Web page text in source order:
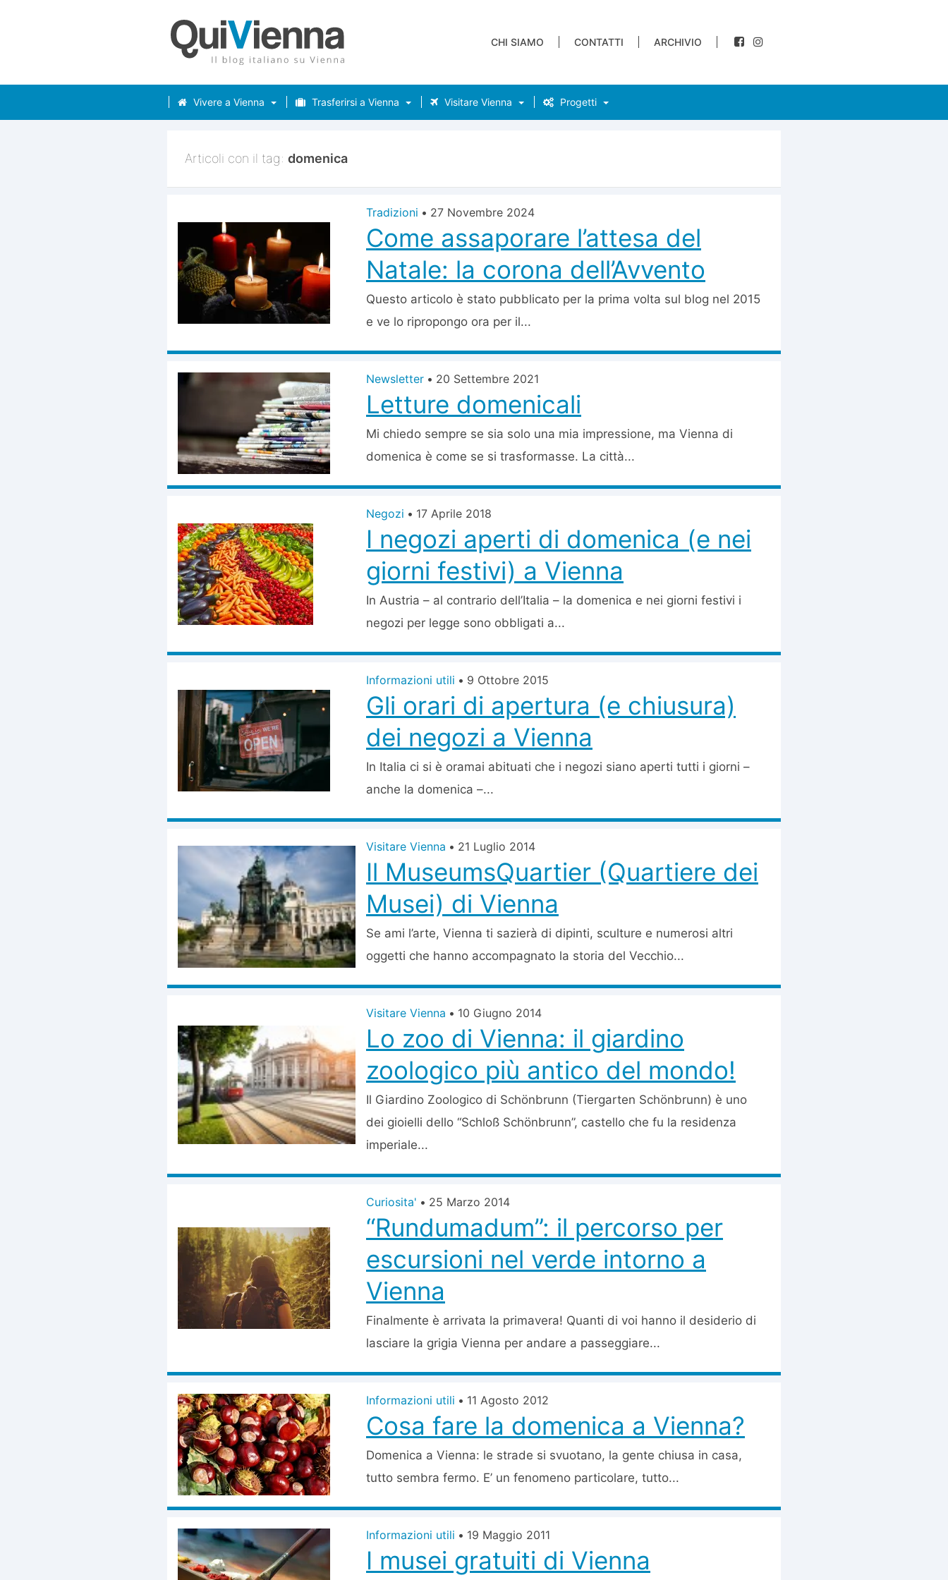
CHI SIAMO CONTATTI ARCHIVIO
Vivere a Vienna Trasferirsi a Vienna Visitare Vienna Progetti
Articoli con il tag: domenica
Tradizioni • 27 Novembre 2024
Come assaporare l’attesa del
Natale: la corona dell’Avvento
Questo articolo è stato pubblicato per la prima volta sul blog nel 2015
e ve lo ripropongo ora per il...
Newsletter • 20 Settembre 2021
Letture domenicali
Mi chiedo sempre se sia solo una mia impressione, ma Vienna di
domenica è come se si trasformasse. La città...
Negozi • 17 Aprile 2018
I negozi aperti di domenica (e nei
giorni festivi) a Vienna
In Austria – al contrario dell’Italia – la domenica e nei giorni festivi i
negozi per legge sono obbligati a...
Informazioni utili • 9 Ottobre 2015
Gli orari di apertura (e chiusura)
dei negozi a Vienna
In Italia ci si è oramai abituati che i negozi siano aperti tutti i giorni –
anche la domenica –...
Visitare Vienna • 21 Luglio 2014
Il MuseumsQuartier (Quartiere dei
Musei) di Vienna
Se ami l’arte, Vienna ti sazierà di dipinti, sculture e numerosi altri
oggetti che hanno accompagnato la storia del Vecchio...
Visitare Vienna • 10 Giugno 2014
Lo zoo di Vienna: il giardino
zoologico più antico del mondo!
Il Giardino Zoologico di Schönbrunn (Tiergarten Schönbrunn) è uno
dei gioielli dello “Schloß Schönbrunn”, castello che fu la residenza
imperiale...
Curiosita' • 25 Marzo 2014
“Rundumadum”: il percorso per
escursioni nel verde intorno a
Vienna
Finalmente è arrivata la primavera! Quanti di voi hanno il desiderio di
lasciare la grigia Vienna per andare a passeggiare...
Informazioni utili • 11 Agosto 2012
Cosa fare la domenica a Vienna?
Domenica a Vienna: le strade si svuotano, la gente chiusa in casa,
tutto sembra fermo. E’ un fenomeno particolare, tutto...
Informazioni utili • 19 Maggio 2011
I musei gratuiti di Vienna